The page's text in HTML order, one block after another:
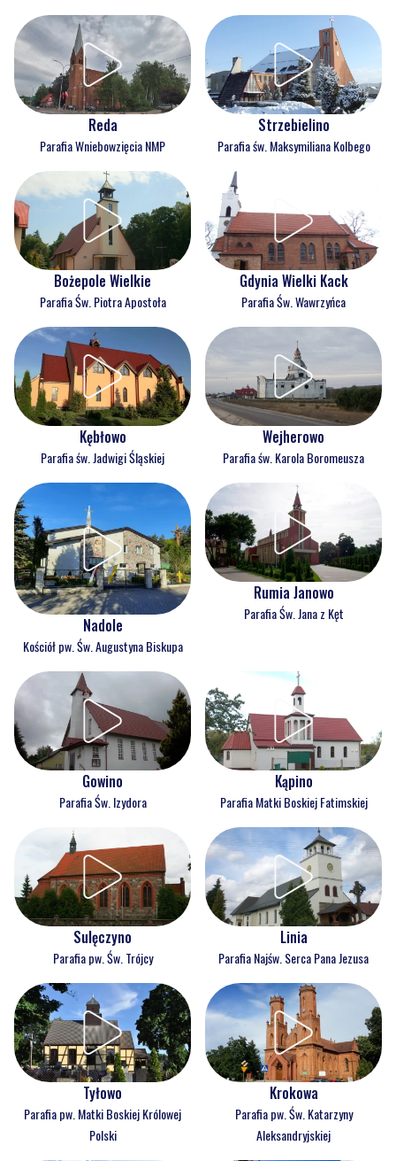
Reda
Parafia Wniebowzięcia NMP
Strzebielino
Parafia św. Maksymiliana Kolbego
Bożepole Wielkie
Parafia Św. Piotra Apostoła
Gdynia Wielki Kack
Parafia Św. Wawrzyńca
Kębłowo
Parafia św. Jadwigi Śląskiej
Wejherowo
Parafia św. Karola Boromeusza
Nadole
Kościół pw. Św. Augustyna Biskupa
Rumia Janowo
Parafia Św. Jana z Kęt
Gowino
Parafia Św. Izydora
Kąpino
Parafia Matki Boskiej Fatimskiej
Sulęczyno
Parafia pw. Św. Trójcy
Linia
Parafia Najśw. Serca Pana Jezusa
Tyłowo
Parafia pw. Matki Boskiej Królowej
Polski
Krokowa
Parafia pw. Św. Katarzyny
Aleksandryjskiej